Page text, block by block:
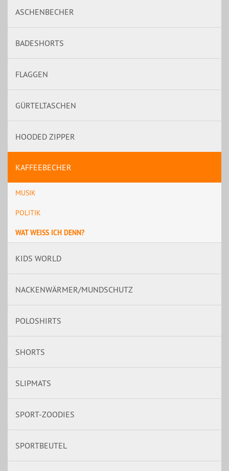
ASCHENBECHER
BADESHORTS
FLAGGEN
GÜRTELTASCHEN
HOODED ZIPPER
KAFFEEBECHER
MUSIK
POLITIK
WAT WEISS ICH DENN?
KIDS WORLD
NACKENWÄRMER/MUNDSCHUTZ
POLOSHIRTS
SHORTS
SLIPMATS
SPORT-ZOODIES
SPORTBEUTEL